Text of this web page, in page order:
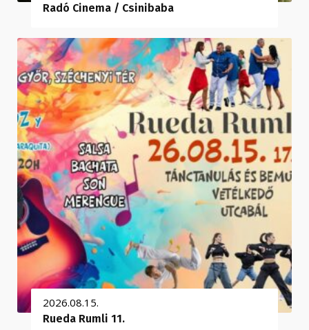
Radó Cinema / Csinibaba
2026.08.15.
Rueda Rumli 11.